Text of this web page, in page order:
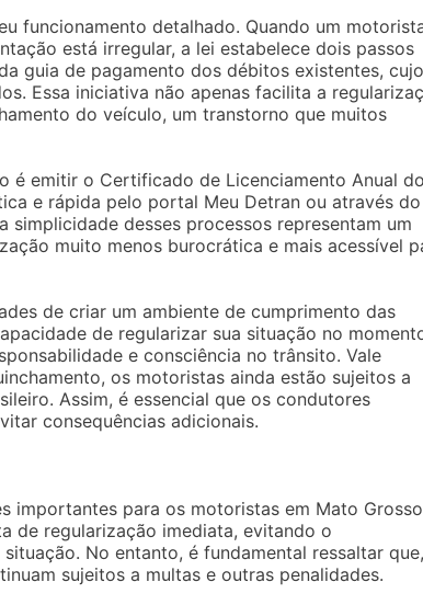
funcionamento detalhado. Quando um
está irregular, a lei estabelece dois passos
guia de pagamento dos débitos existentes,
Essa iniciativa não apenas facilita a
do veículo, um transtorno que muitos
é emitir o Certificado de Licenciamento Anual
e rápida pelo portal Meu Detran ou através do
desses processos representam um
muito menos burocrática e mais acessível
de criar um ambiente de cumprimento das
de regularizar sua situação no
e consciência no trânsito. Vale
os motoristas ainda estão sujeitos a
Assim, é essencial que os condutores
consequências adicionais.
importantes para os motoristas em Mato Grosso
de regularização imediata, evitando o
No entanto, é fundamental ressaltar que,
sujeitos a multas e outras penalidades.